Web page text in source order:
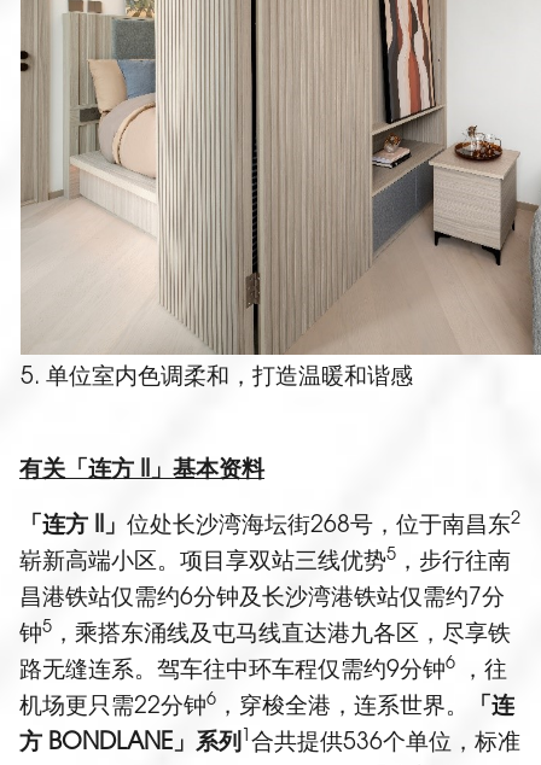
5. 单位室内色调柔和，打造温暖和谐感
有关「连方 II 」基本资料
「连方 II 」 位处长沙湾海坛街268号，位于南昌东2
崭新高端小区。项目享双站三线优势5 ，步行往南
昌港铁站仅需约6分钟及长沙湾港铁站仅需约7分
钟5 ，乘搭东涌线及屯马线直达港九各区，尽享铁
路无缝连系。驾车往中环车程仅需约9分钟6
，往
机场更只需22分钟6 ，穿梭全港，连系世界。
「连
方 BONDLANE 」系列1合共提供536个单位，标准